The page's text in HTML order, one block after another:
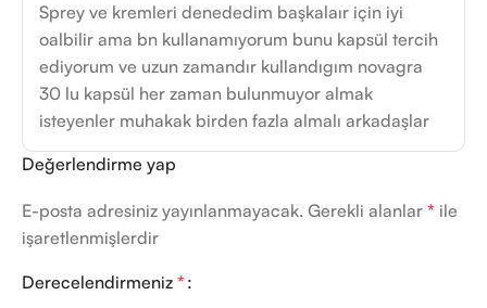
Sprey ve kremleri denededim başkalaır için iyi
oalbilir ama bn kullanamıyorum bunu kapsül tercih
ediyorum ve uzun zamandır kullandıgım novagra
30 lu kapsül her zaman bulunmuyor almak
isteyenler muhakak birden fazla almalı arkadaşlar
Değerlendirme yap
E-posta adresiniz yayınlanmayacak. Gerekli alanlar * ile
işaretlenmişlerdir
Derecelendirmeniz *